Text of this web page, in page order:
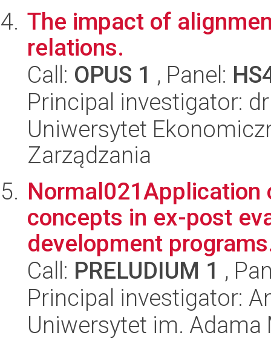
The impact of
relations.
Call: OPUS 1 , Panel:
Principal investigator:
Uniwersytet
Zarządzania
concepts in ex-post
development
Call: PRELUDIUM 1 ,
Principal investigator:
Uniwersytet im.